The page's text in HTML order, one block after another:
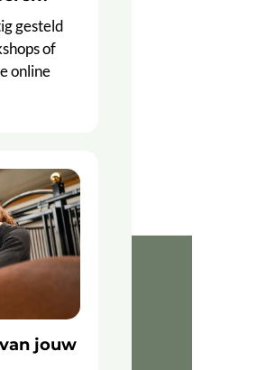
gesteld
of
online
jouw